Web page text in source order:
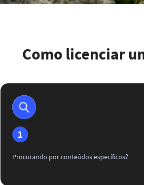
Como licenciar
1
Procurando por conteúdos específicos?